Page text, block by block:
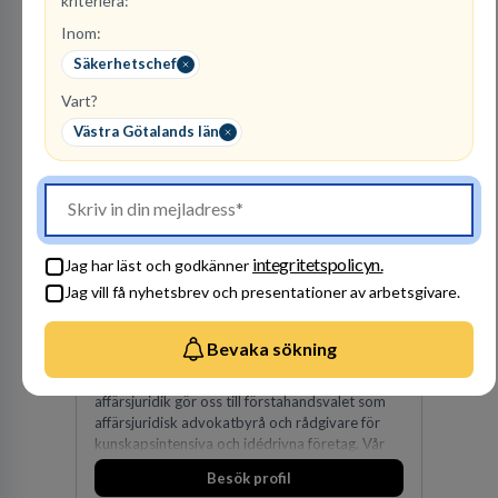
Inom:
Säkerhetschef
Vart?
Västra Götalands län
Jag har läst och godkänner integritetspolicyn.
Jag vill få nyhetsbrev och presentationer av arbetsgivare.
Bevaka sökning
Advokatbyrån
Gulliksson AB
JURIDISK RÅDGIVNING
Visa jobb
Vår kombination av immaterialrätt och
affärsjuridik gör oss till förstahandsvalet som
affärsjuridisk advokatbyrå och rådgivare för
kunskapsintensiva och idédrivna företag. Vår
expertis inom IP-tillgångar har gett oss en
marknadsledande position. Våra klienter väljer
Besök profil